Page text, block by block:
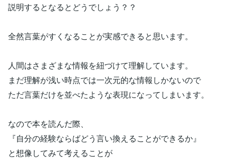
説明するとなるとどうでしょう？？
全然言葉がすくなることが実感できると思います。
人間はさまざまな情報を紐づけて理解しています。
まだ理解が浅い時点では一次元的な情報しかないので
ただ言葉だけを並べたような表現になってしまいます。
なので本を読んだ際、
『自分の経験ならばどう言い換えることができるか』
と想像してみて考えることが